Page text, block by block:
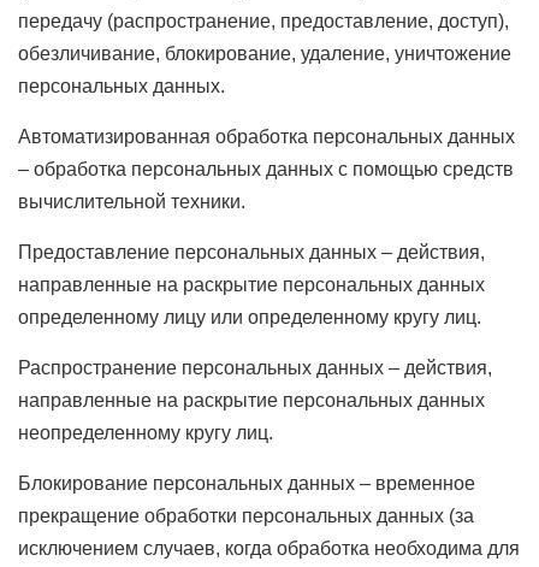
передачу (распространение, предоставление, доступ),
обезличивание, блокирование, удаление, уничтожение
персональных данных.
Автоматизированная обработка персональных данных
– обработка персональных данных с помощью средств
вычислительной техники.
Предоставление персональных данных – действия,
направленные на раскрытие персональных данных
определенному лицу или определенному кругу лиц.
Распространение персональных данных – действия,
направленные на раскрытие персональных данных
неопределенному кругу лиц.
Блокирование персональных данных – временное
прекращение обработки персональных данных (за
исключением случаев, когда обработка необходима для